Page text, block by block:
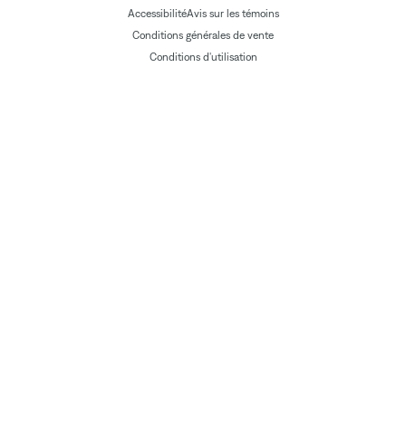
AccessibilitéAvis sur les témoins
Conditions générales de vente
Conditions d'utilisation